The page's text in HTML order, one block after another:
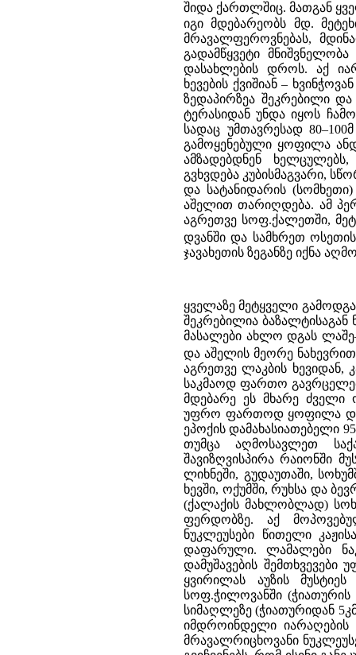
შიდა ქართლშიც. მათგან
იგი მდებარეობს მდ.
მრავალფეროვნებას,
გადამწყვეტი
დასახლების დროს. აქ
ხევების ქვიშიან –
ზედაპირზეა შეკრებილი
ტერასიდან უნდა იყოს
სადაც უმთავრესად
გამოყენებული ყოფილა
ამზადებდნენ ხელცულებს,
გვხვდება კუბისმაგვარი,
და სატანიდარის
აშელით თარიღდება. ამ
აგრეთვე სოფ.ქალეთში,
დვანში და სამხრეთ
ჯავახეთის ზეგანზე იქნა
ყველაზე მეტყველი
შეკრებილია ბაზალტისაგან
მასალები ახლო დგას
და აშელის მეორე
აგრეთვე ლაკბის
საკმაოდ ფართო
მდებარე ეს მხარე ძველი
უფრო ფართოდ ყოფილა
ეპოქის დამახასიათებელი
თუმცა აღმოსავლეთ
შავიზღვისპირა რაიონში
ლიხნეში, გუდაუთაში,
ხევში, ოქუმში, რუხსა და
(ქალაქის მახლობლად)
ფერდობზე. აქ
ნუკლეუსები წითელი
დაფარული. ლამალები
დამუშავების
ყვირილას აუზის
სოფ.ჭილოვანში (ჭიათურის
სიმაღლეზე (ჭიათურიდან
იმდროინდელი იარაღების
მრავალრიცხოვანი